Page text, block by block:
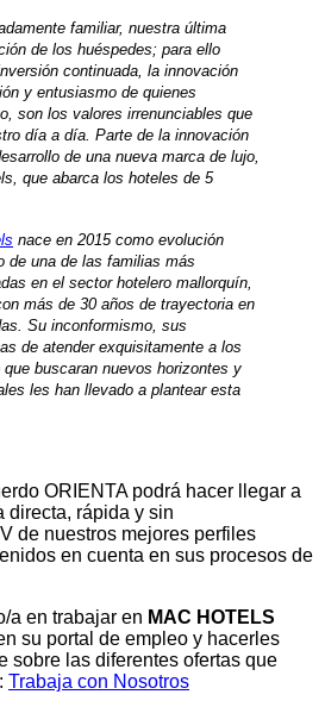
familiar, nuestra última
de los huéspedes; para ello
continuada, la innovación
y entusiasmo de quienes
son los valores irrenunciables que
día a día. Parte de la innovación
de una nueva marca de lujo,
que abarca los hoteles de 5
nace en 2015 como evolución
de una de las familias más
en el sector hotelero mallorquín,
más de 30 años de trayectoria en
Su inconformismo, sus
de atender exquisitamente a los
buscaran nuevos horizontes y
les han llevado a plantear esta
ORIENTA podrá hacer llegar a
directa, rápida y sin
de nuestros mejores perfiles
en cuenta en sus procesos de
en trabajar en MAC HOTELS
su portal de empleo y hacerles
sobre las diferentes ofertas que
Trabaja con Nosotros